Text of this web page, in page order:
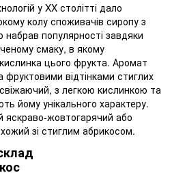
у XX столітті дало
колу споживачів сиропу з
популярності завдяки
смаку, в якому
цього фрукта. Аромат
відтінками стиглих
з легкою кислинкою та
йому унікального характеру.
яскраво-жовтогарячий або
зі стиглим абрикосом.